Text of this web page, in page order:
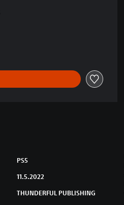
PS5
11.5.2022
THUNDERFUL PUBLISHING